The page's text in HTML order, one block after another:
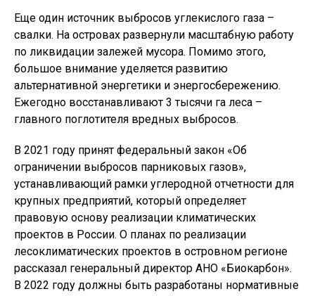
Еще один источник выбросов углекислого газа –
свалки. На островах развернули масштабную работу
по ликвидации залежей мусора. Помимо этого,
большое внимание уделяется развитию
альтернативной энергетики и энергосбережению.
Ежегодно восстанавливают 3 тысячи га леса –
главного поглотителя вредных выбросов.
В 2021 году принят федеральный закон «Об
ограничении выбросов парниковых газов»,
устанавливающий рамки углеродной отчетности для
крупных предприятий, который определяет
правовую основу реализации климатических
проектов в России. О планах по реализации
лесоклиматических проектов в островном регионе
рассказал генеральный директор АНО «Биокарбон».
В 2022 году должны быть разработаны нормативные